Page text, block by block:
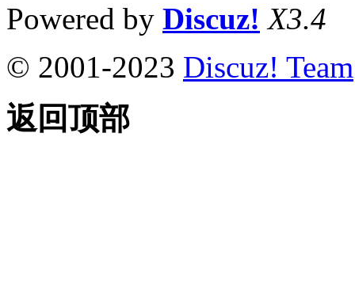
Powered by Discuz! X3.4
© 2001-2023 Discuz! Team
返回顶部